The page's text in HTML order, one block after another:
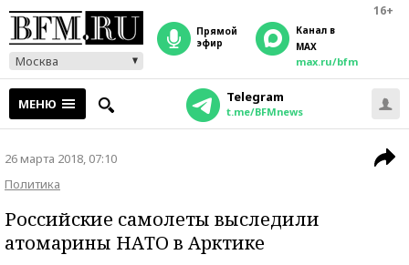
16+
Москва
прямой
эфир
Канал в
MAX
max.ru/bfm
МЕНЮ Telegram
t.me/BFMnews
26 марта 2018, 07:10
Политика
Российские самолеты выследили
атомарины НАТО в Арктике